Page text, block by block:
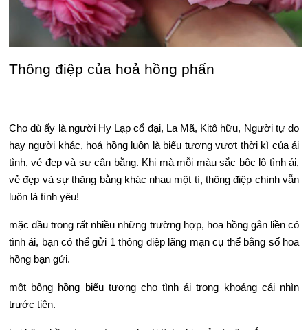
Thông điệp của hoả hồng phấn
Cho dù ấy là người Hy Lạp cổ đại, La Mã, Kitô hữu, Người tự do
hay người khác, hoả hồng luôn là biểu tượng vượt thời kì của ái
tình, vẻ đẹp và sự cân bằng. Khi mà mỗi màu sắc bộc lộ tình ái,
vẻ đẹp và sự thăng bằng khác nhau một tí, thông điệp chính vẫn
luôn là tình yêu!
mặc dầu trong rất nhiều những trường hợp, hoa hồng gắn liền có
tình ái, bạn có thể gửi 1 thông điệp lãng mạn cụ thể bằng số hoa
hồng bạn gửi.
một bông hồng biểu tượng cho tình ái trong khoảng cái nhìn
trước tiên.